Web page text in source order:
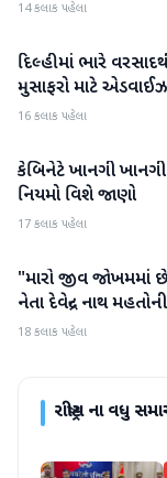
14 કલાક પહેલા
રાષ્ટ્રીય
દિલ્હીમાં ભારે
મુસાફરો માટે
16 કલાક પહેલા
રાષ્ટ્રીય
કેબિનેટે ખાનગી
નિયમો વિશે જાણો
17 કલાક પહેલા
રાષ્ટ્રીય
"મારો જીવ જોખમમાં
નેતા દેવેન્દ્ર નાથ
18 કલાક પહેલા
રાષ્ટ્રીયના વધુ